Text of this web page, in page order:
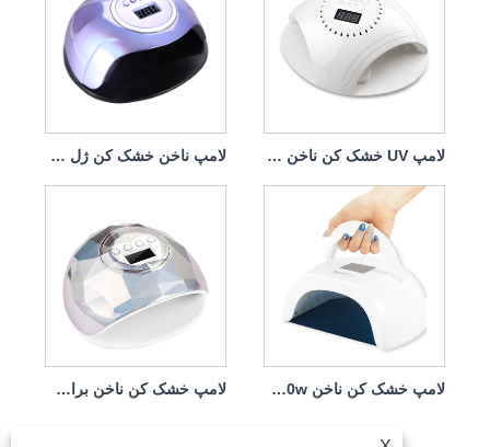
لامپ ناخن خشک کن ژل گرین لایف 120 وات لامپ UV خشک کن ناخن با شارژر 86w
لامپ خشک کن ناخن برای لاک ناخن 86w لامپ خشک کن ناخن White Curing Fast 80w قابل حمل